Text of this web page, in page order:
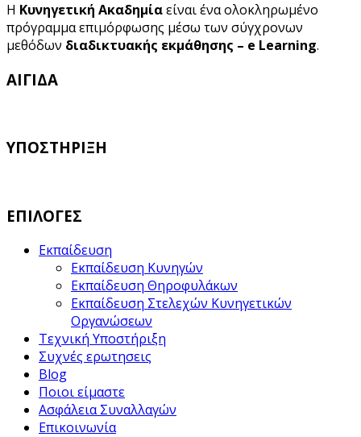
Η Κυνηγετική Ακαδημίαείναι ένα ολοκληρωμένο
πρόγραμμα επιμόρφωσης μέσω των σύγχρονων
μεθόδων διαδικτυακής εκμάθησης – e Learning.
ΑΙΓΙΔΑ
ΥΠΟΣΤΗΡΙΞΗ
ΕΠΙΛΟΓΕΣ
Εκπαίδευση
Εκπαίδευση Κυνηγών
Εκπαίδευση Θηροφυλάκων
Εκπαίδευση Στελεχών Κυνηγετικών
Οργανώσεων
Τεχνική Υποστήριξη
Συχνές ερωτησεις
Blog
Ποιοι είμαστε
Ασφάλεια Συναλλαγών
Επικοινωνία